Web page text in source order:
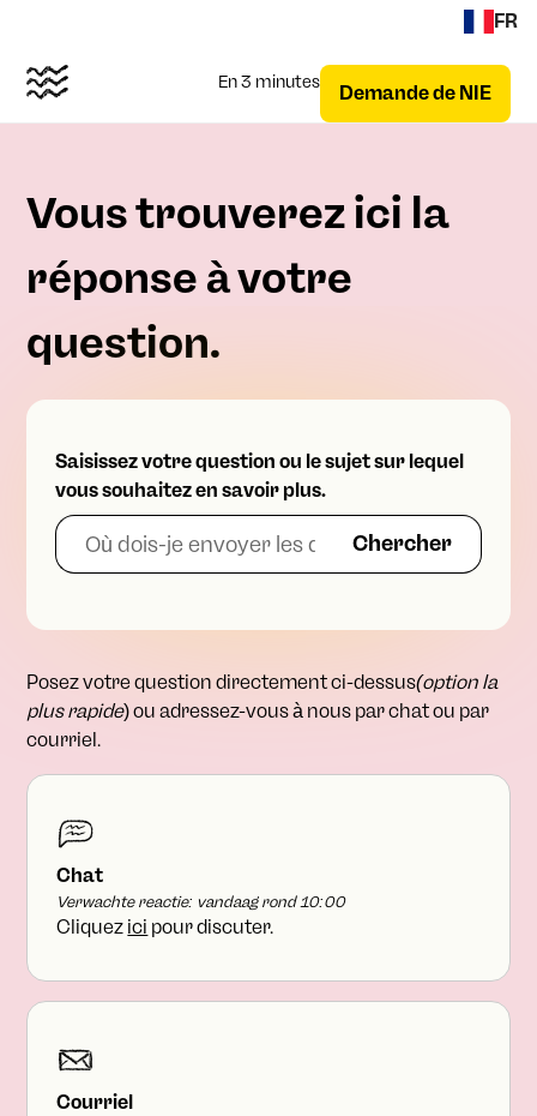
FR
En 3 minutes Demande de NIE
Vous trouverez ici la
réponse à votre
question.
Saisissez votre question ou le sujet sur lequel
vous souhaitez en savoir plus.
Posez votre question directement ci-dessus(option la
plus rapide) ou adressez-vous à nous par chat ou par
courriel.
Chat
Verwachte reactie: vandaag rond 10:00
Cliquez ici pour discuter.
Courriel